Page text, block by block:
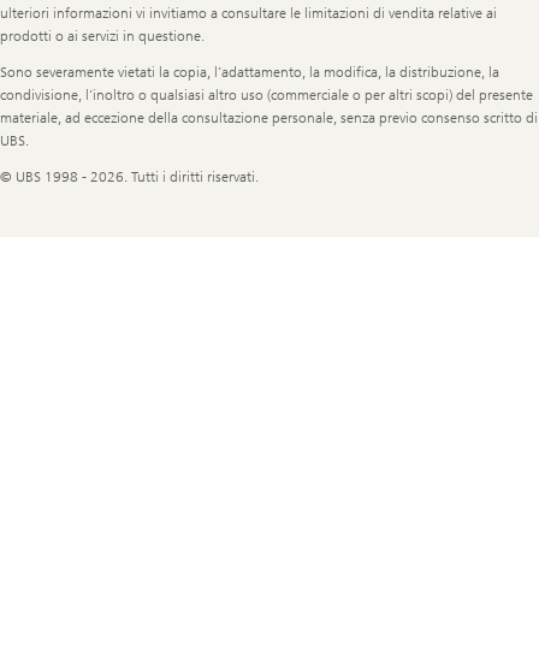
ulteriori informazioni vi invitiamo a consultare le limitazioni di vendita relative ai
prodotti o ai servizi in questione.
Sono severamente vietati la copia, l’adattamento, la modifica, la distribuzione, la
condivisione, l’inoltro o qualsiasi altro uso (commerciale o per altri scopi) del presente
materiale, ad eccezione della consultazione personale, senza previo consenso scritto di
UBS.
© UBS 1998 - 2026. Tutti i diritti riservati.